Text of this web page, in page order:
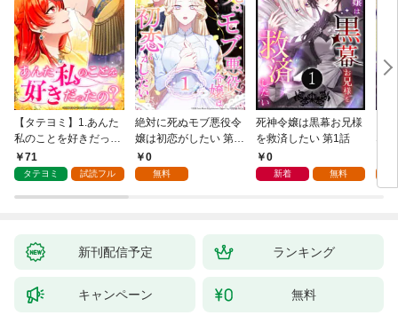
【タテヨミ】1.あんた
私のことを好きだった
の？
71
タテヨミ 試読フル
絶対に死ぬモブ悪役令
嬢は初恋がしたい 第1
話0
無料
死神令嬢は黒幕お兄様
を救済したい 第1話
0
新着 無料
な
新刊配信予定 ランキング
キャンペーン 無料